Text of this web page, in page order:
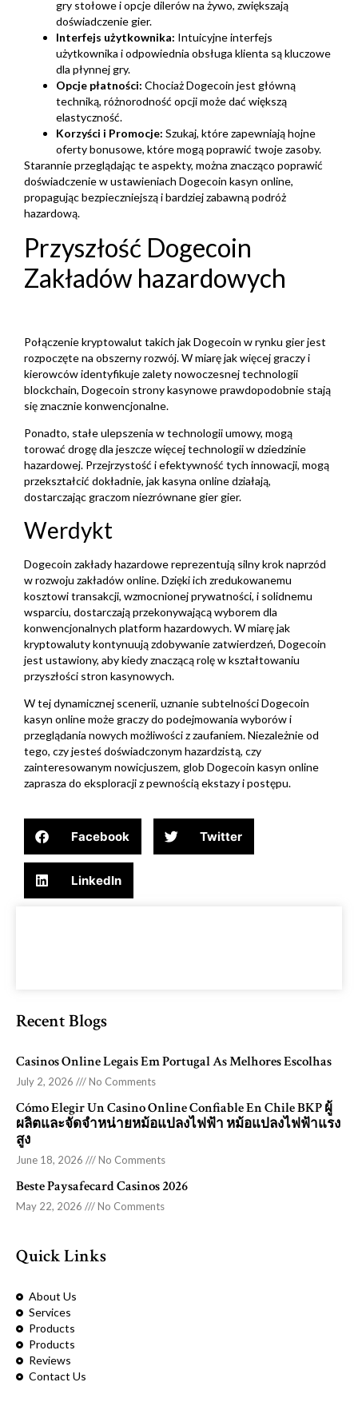
gry stołowe i opcje dilerów na żywo, zwiększają
doświadczenie gier.
Interfejs użytkownika: Intuicyjne interfejs
użytkownika i odpowiednia obsługa klienta są kluczowe
dla płynnej gry.
Opcje płatności: Chociaż Dogecoin jest główną
techniką, różnorodność opcji może dać większą
elastyczność.
Korzyści i Promocje: Szukaj, które zapewniają hojne
oferty bonusowe, które mogą poprawić twoje zasoby.
Starannie przeglądając te aspekty, można znacząco poprawić
doświadczenie w ustawieniach Dogecoin kasyn online,
propagując bezpieczniejszą i bardziej zabawną podróż
hazardową.
Przyszłość Dogecoin
Zakładów hazardowych
Połączenie kryptowalut takich jak Dogecoin w rynku gier jest
rozpoczęte na obszerny rozwój. W miarę jak więcej graczy i
kierowców identyfikuje zalety nowoczesnej technologii
blockchain, Dogecoin strony kasynowe prawdopodobnie stają
się znacznie konwencjonalne.
Ponadto, stałe ulepszenia w technologii umowy, mogą
torować drogę dla jeszcze więcej technologii w dziedzinie
hazardowej. Przejrzystość i efektywność tych innowacji, mogą
przekształcić dokładnie, jak kasyna online działają,
dostarczając graczom niezrównane gier gier.
Werdykt
Dogecoin zakłady hazardowe reprezentują silny krok naprzód
w rozwoju zakładów online. Dzięki ich zredukowanemu
kosztowi transakcji, wzmocnionej prywatności, i solidnemu
wsparciu, dostarczają przekonywającą wyborem dla
konwencjonalnych platform hazardowych. W miarę jak
kryptowaluty kontynuują zdobywanie zatwierdzeń, Dogecoin
jest ustawiony, aby kiedy znaczącą rolę w kształtowaniu
przyszłości stron kasynowych.
W tej dynamicznej scenerii, uznanie subtelności Dogecoin
kasyn online może graczy do podejmowania wyborów i
przeglądania nowych możliwości z zaufaniem. Niezależnie od
tego, czy jesteś doświadczonym hazardzistą, czy
zainteresowanym nowicjuszem, glob Dogecoin kasyn online
zaprasza do eksploracji z pewnością ekstazy i postępu.
Facebook Twitter
LinkedIn
Recent Blogs
Casinos Online Legais Em Portugal As Melhores Escolhas
July 2, 2026 No Comments
Cómo Elegir Un Casino Online Confiable En Chile BKP ผู้
ผลิตและจัดจำหน่ายหม้อแปลงไฟฟ้า หม้อแปลงไฟฟ้าแรง
สูง
June 18, 2026 No Comments
Beste Paysafecard Casinos 2026
May 22, 2026 No Comments
Quick Links
About Us
Services
Products
Products
Reviews
Contact Us